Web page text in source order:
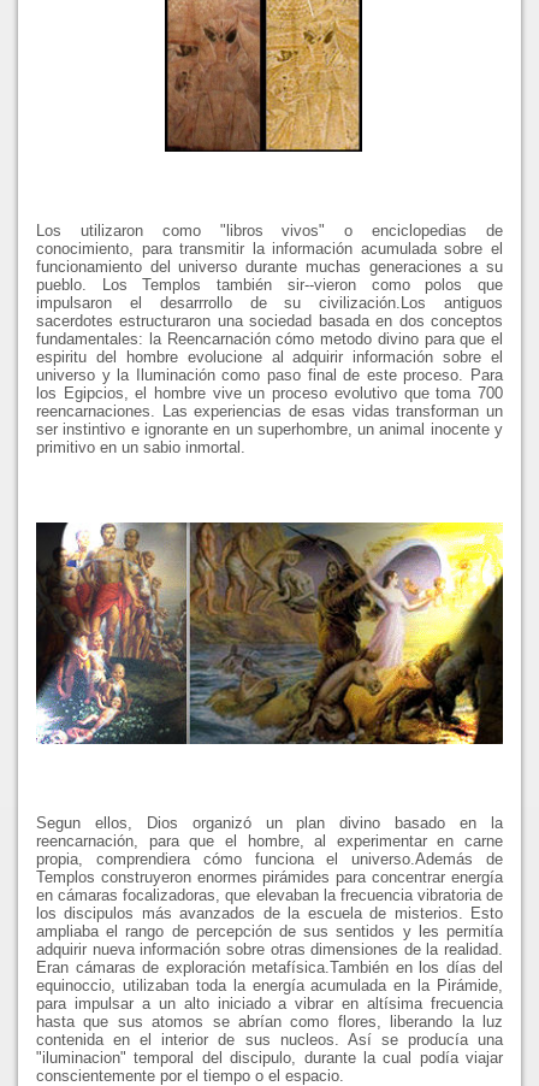
Los utilizaron como "libros vivos" o enciclopedias de
conocimiento, para transmitir la información acumulada sobre el
funcionamiento del universo durante muchas generaciones a su
pueblo. Los Templos también sir--vieron como polos que
impulsaron el desarrrollo de su civilización.Los antiguos
sacerdotes estructuraron una sociedad basada en dos conceptos
fundamentales: la Reencarnación cómo metodo divino para que el
espiritu del hombre evolucione al adquirir información sobre el
universo y la Iluminación como paso final de este proceso. Para
los Egipcios, el hombre vive un proceso evolutivo que toma 700
reencarnaciones. Las experiencias de esas vidas transforman un
ser instintivo e ignorante en un superhombre, un animal inocente y
primitivo en un sabio inmortal.
Segun ellos, Dios organizó un plan divino basado en la
reencarnación, para que el hombre, al experimentar en carne
propia, comprendiera cómo funciona el universo.Además de
Templos construyeron enormes pirámides para concentrar energía
en cámaras focalizadoras, que elevaban la frecuencia vibratoria de
los discipulos más avanzados de la escuela de misterios. Esto
ampliaba el rango de percepción de sus sentidos y les permitía
adquirir nueva información sobre otras dimensiones de la realidad.
Eran cámaras de exploración metafísica.También en los días del
equinoccio, utilizaban toda la energía acumulada en la Pirámide,
para impulsar a un alto iniciado a vibrar en altísima frecuencia
hasta que sus atomos se abrían como flores, liberando la luz
contenida en el interior de sus nucleos. Así se producía una
"iluminacion" temporal del discipulo, durante la cual podía viajar
conscientemente por el tiempo o el espacio.